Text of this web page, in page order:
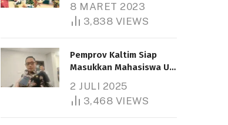
8 MARET 2023
3,838 VIEWS
Pemprov Kaltim Siap
Masukkan Mahasiswa UT
Bantuan Pendidikan
Gratispol
2 JULI 2025
3,468 VIEWS